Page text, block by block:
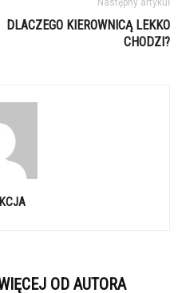
DLACZEGO KIEROWNICĄ LEKKO
CHODZI?
OD AUTORA